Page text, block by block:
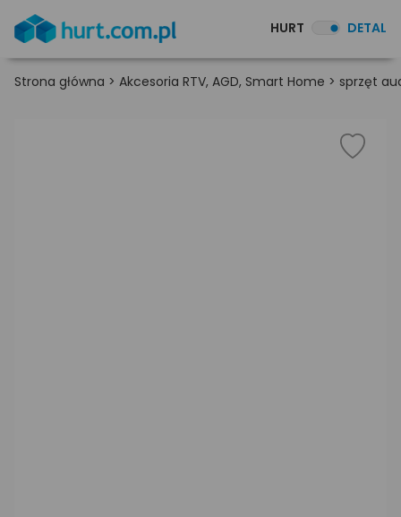
HURT DETAL
Strona główna > Akcesoria RTV, AGD, Smart Home > sprzęt